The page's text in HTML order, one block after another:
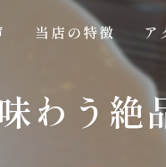
当店の特徴
ディナー
ア
わう絶